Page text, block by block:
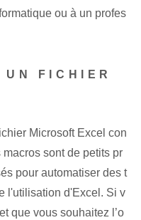
ou à un profes
UN FICHIER
Microsoft Excel con
sont de petits pr
pour automatiser des t
l'utilisation d'Excel. Si v
que vous souhaitez l’o